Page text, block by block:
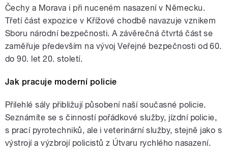
Čechy a Morava i při nuceném nasazení v Německu.
Třetí část expozice v Křížové chodbě navazuje vznikem
Sboru národní bezpečnosti. A závěrečná čtvrtá část se
zaměřuje především na vývoj Veřejné bezpečnosti od 60.
do 90. let 20. století.
Jak pracuje moderní policie
Přilehlé sály přibližují působení naší současné policie.
Seznámíte se s činností pořádkové služby, jízdní policie,
s prací pyrotechniků, ale i veterinární služby, stejně jako s
výstrojí a výzbrojí policistů z Útvaru rychlého nasazení.